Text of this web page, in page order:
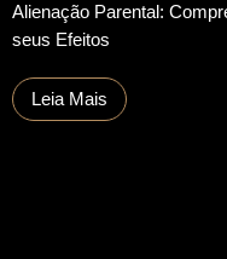
Alienação Parental:
seus Efeitos
Leia Mais